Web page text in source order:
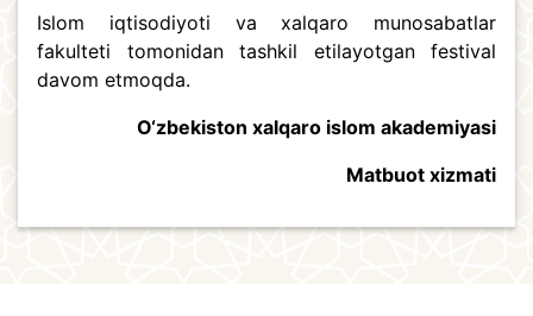
Islom iqtisodiyoti va xalqaro munosabatlar
fakulteti tomonidan tashkil etilayotgan festival
davom etmoqda.
O‘zbekiston xalqaro islom akademiyasi
Matbuot xizmati